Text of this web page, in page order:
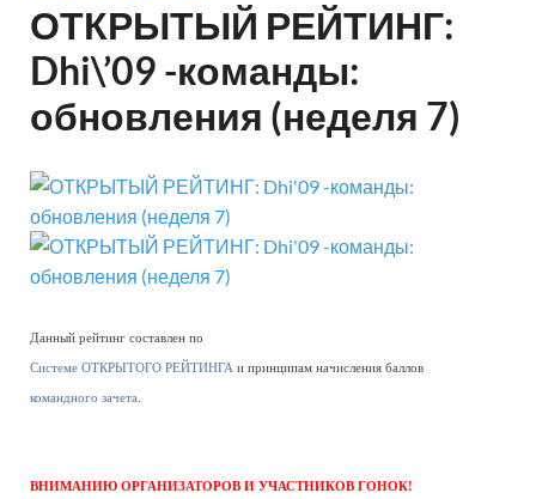
ОТКРЫТЫЙ РЕЙТИНГ:
Dhi\’09 -команды:
обновления (неделя 7)
Данный рейтинг составлен по
Системе ОТКРЫТОГО РЕЙТИНГА и принципам начисления баллов
командного зачета
ВНИМАНИЮ ОРГАНИЗАТОРОВ И УЧАСТНИКОВ ГОНОК!